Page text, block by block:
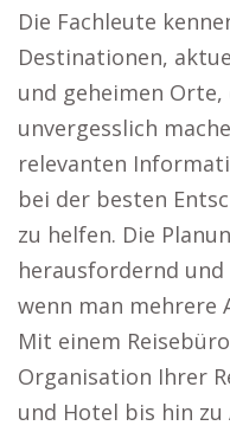
Die Fachleute
Destinationen,
und geheimen
unvergesslich
relevanten
bei der besten
zu helfen. Die
herausfordernd
wenn man mehrere
Mit einem
Organisation Ihrer
und Hotel bis hin